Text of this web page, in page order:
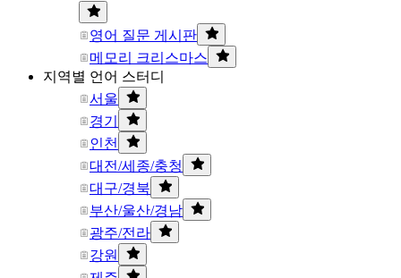
영어 질문 게시판
메모리 크리스마스
지역별 언어 스터디
서울
경기
인천
대전/세종/충청
대구/경북
부산/울산/경남
광주/전라
강원